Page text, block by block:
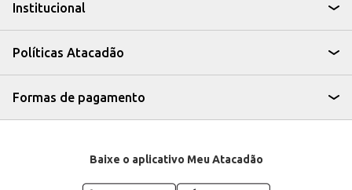
Institucional
Políticas Atacadão
Formas de pagamento
Baixe o aplicativo Meu Atacadão